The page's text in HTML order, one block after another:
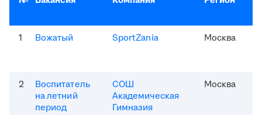
1 Вожатый SportZania Москва
2
Воспитатель
на летний
период
СОШ
Академическая
Гимназия
Москва